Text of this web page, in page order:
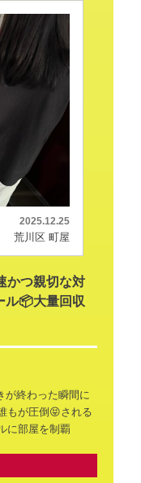
2025.12.25
荒川区 町屋
かつ親切な対
ル📦大量回収
が終わった瞬間に
もが圧倒😝される
に部屋を制覇